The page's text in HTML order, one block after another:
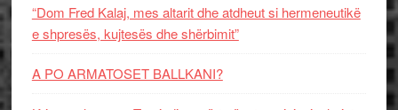
“Dom Fred Kalaj, mes altarit dhe atdheut si hermeneutikë
e shpresës, kujtesës dhe shërbimit”
A PO ARMATOSET BALLKANI?